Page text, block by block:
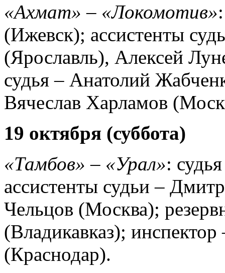
«Ахмат» – «Локомотив»
(Ижевск); ассистенты
(Ярославль), Алексей
судья – Анатолий
Вячеслав Харламов
19 октября (суббота)
«Тамбов» – «Урал»:
ассистенты судьи –
Чельцов (Москва);
(Владикавказ);
(Краснодар).